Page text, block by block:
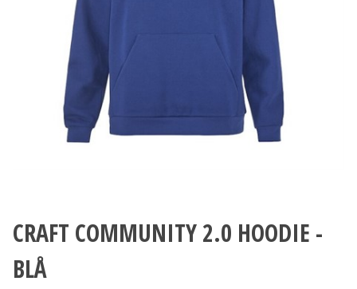
CRAFT COMMUNITY 2.0 HOODIE -
BLÅ